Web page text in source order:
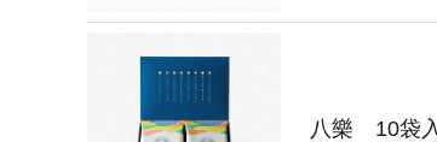
八樂 10袋入